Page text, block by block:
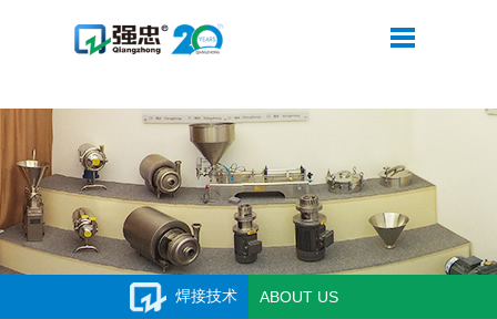
华体会平台
焊接技术 ABOUT US